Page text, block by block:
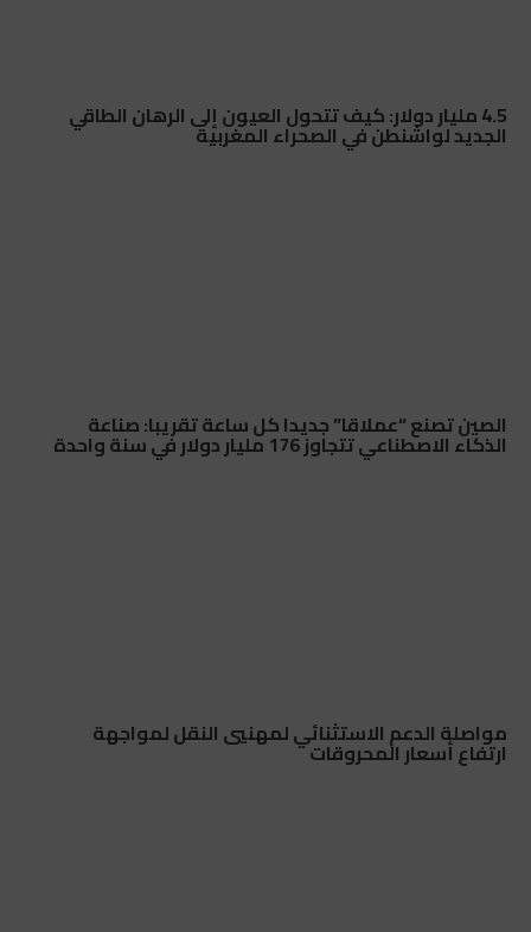
4.5 مليار دولار: كيف تتحول العيون إلى الرهان الطاقي
الجديد لواشنطن في الصحراء المغربية
الصين تصنع “عملاقا” جديدا كل ساعة تقريبا: صناعة
الذكاء الاصطناعي تتجاوز 176 مليار دولار في سنة واحدة
مواصلة الدعم الاستثنائي لمهنيي النقل لمواجهة
ارتفاع أسعار المحروقات